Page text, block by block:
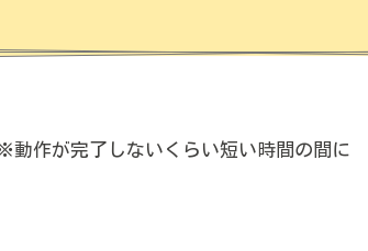
作が完了しないくらい短い時間の間に